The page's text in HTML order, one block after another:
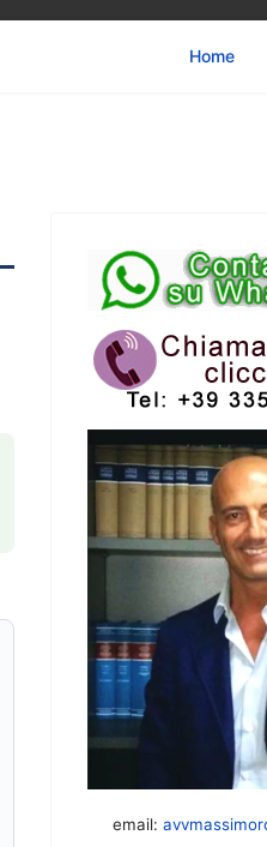
Home
email: